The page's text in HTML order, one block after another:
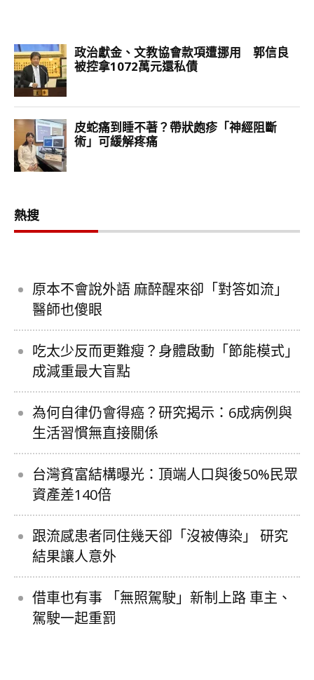
熱搜
原本不會說外語 麻醉醒來卻「對答如流」
醫師也傻眼
吃太少反而更難瘦？身體啟動「節能模式」
成減重最大盲點
為何自律仍會得癌？研究揭示：6成病例與
生活習慣無直接關係
台灣貧富結構曝光：頂端人口與後50%民眾
資產差140倍
跟流感患者同住幾天卻「沒被傳染」 研究
結果讓人意外
借車也有事 「無照駕駛」新制上路 車主、
駕駛一起重罰